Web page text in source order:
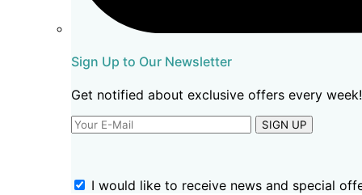
Sign Up to Our Newsletter
Get notified about exclusive offers every week!
SIGN UP
I would like to receive news and special